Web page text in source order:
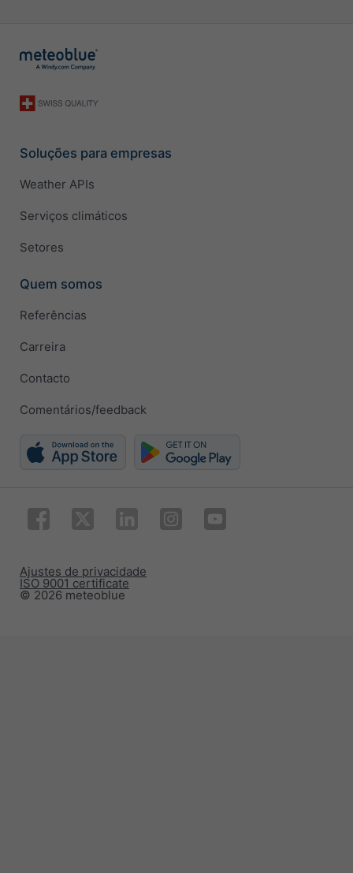
Soluções para empresas
Weather APIs
Serviços climáticos
Setores
Quem somos
Referências
Carreira
Contacto
Comentários/feedback
© 2026 meteoblue
ISO 9001 certificate
Ajustes de privacidade